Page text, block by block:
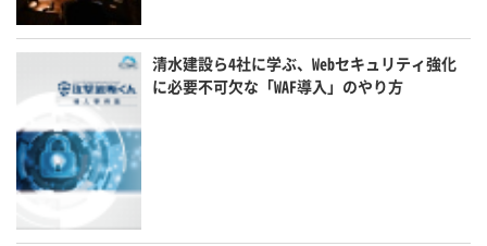
清水建設ら4社に学ぶ、Webセキュリティ強化
に必要不可欠な「WAF導入」のやり方